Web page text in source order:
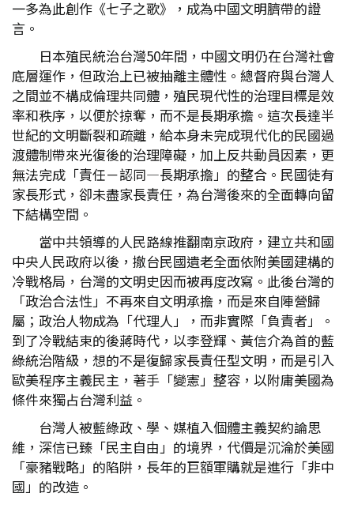
一多為此創作《七子之歌》，成為中國文明臍帶的證
言。
日本殖民統治台灣50年間，中國文明仍在台灣社會
底層運作，但政治上已被抽離主體性。總督府與台灣人
之間並不構成倫理共同體，殖民現代性的治理目標是效
率和秩序，以便於掠奪，而不是長期承擔。這次長達半
世紀的文明斷裂和疏離，給本身未完成現代化的民國過
渡體制帶來光復後的治理障礙，加上反共動員因素，更
無法完成「責任－認同—長期承擔」的整合。民國徒有
家長形式，卻未盡家長責任，為台灣後來的全面轉向留
下結構空間。
當中共領導的人民路線推翻南京政府，建立共和國
中央人民政府以後，撤台民國遺老全面依附美國建構的
冷戰格局，台灣的文明史因而被再度改寫。此後台灣的
「政治合法性」不再來自文明承擔，而是來自陣營歸
屬；政治人物成為「代理人」，而非實際「負責者」。
到了冷戰結束的後蔣時代，以李登輝、黃信介為首的藍
綠統治階級，想的不是復歸家長責任型文明，而是引入
歐美程序主義民主，著手「變憲」整容，以附庸美國為
條件來獨占台灣利益。
台灣人被藍綠政、學、媒植入個體主義契約論思
維，深信已臻「民主自由」的境界，代價是沉淪於美國
「豪豬戰略」的陷阱，長年的巨額軍購就是進行「非中
國」的改造。